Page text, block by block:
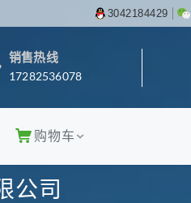
3042184429
销售热线
17282536078
购物车
公司